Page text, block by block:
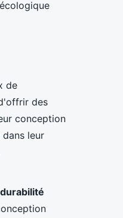
de
des
conception
leur
durabilité